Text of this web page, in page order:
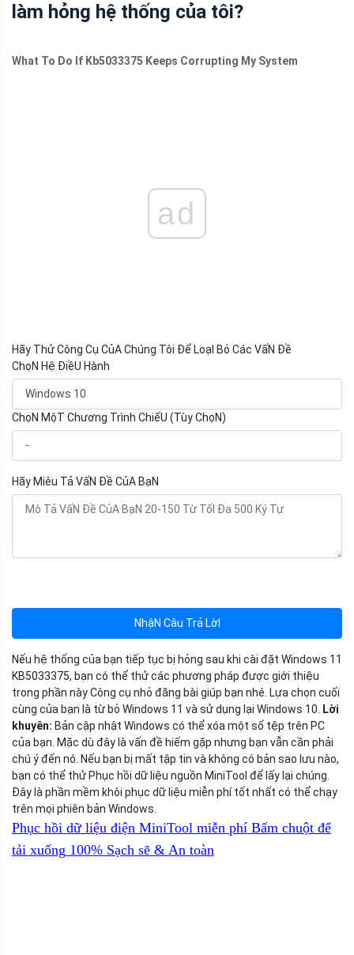
làm hỏng hệ thống của tôi?
What To Do If Kb5033375 Keeps Corrupting My System
ad
Hãy Thử Công Cụ CủA Chúng Tôi Để LoạI Bỏ Các VấN Đề
ChọN Hệ ĐiềU Hành
ChọN MộT Chương Trình ChiếU (Tùy ChọN)
Hãy Miêu Tả VấN Đề CủA BạN
NhậN Câu Trả LờI
Nếu hệ thống của bạn tiếp tục bị hỏng sau khi cài đặt Windows 11
KB5033375, bạn có thể thử các phương pháp được giới thiệu
trong phần này Công cụ nhỏ đăng bài giúp bạn nhé. Lựa chọn cuối
cùng của bạn là từ bỏ Windows 11 và sử dụng lại Windows 10.
Lời
khuyên: Bản cập nhật Windows có thể xóa một số tệp trên PC
của bạn. Mặc dù đây là vấn đề hiếm gặp nhưng bạn vẫn cần phải
chú ý đến nó. Nếu bạn bị mất tập tin và không có bản sao lưu nào,
bạn có thể thử Phục hồi dữ liệu nguồn MiniTool để lấy lại chúng.
Đây là phần mềm khôi phục dữ liệu miễn phí tốt nhất có thể chạy
trên mọi phiên bản Windows.
Phục hồi dữ liệu điện MiniTool miễn phí Bấm chuột để
tải xuống 100% Sạch sẽ & An toàn